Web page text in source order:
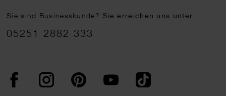
Sie sind Businesskunde?Sie erreichen uns unter
05251 2882 333
FacebookInstagram PinterestYouTubeTikTok